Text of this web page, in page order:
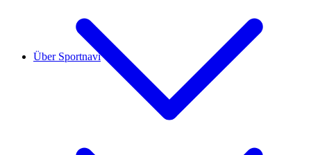
Über Sportnavi